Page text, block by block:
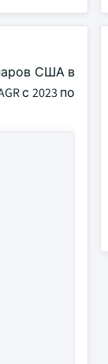
США в
с 2023 по